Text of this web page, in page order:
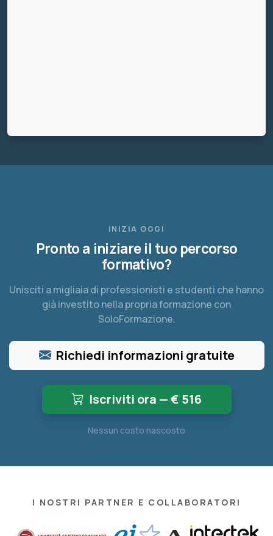
INIZIA OGGI
Pronto a iniziare il tuo percorso
formativo?
Unisciti a migliaia di professionisti e studenti che hanno
già investito nella propria formazione con
SoloFormazione.
Richiedi informazioni gratuite
Iscriviti ora — € 516
Nessun costo nascosto
I NOSTRI PARTNER E COLLABORATORI